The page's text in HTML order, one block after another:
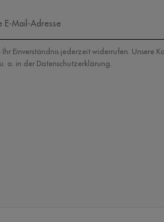
Ihr Einverständnis jederzeit widerrufen. Unsere
a. in der Datenschutzerklärung.